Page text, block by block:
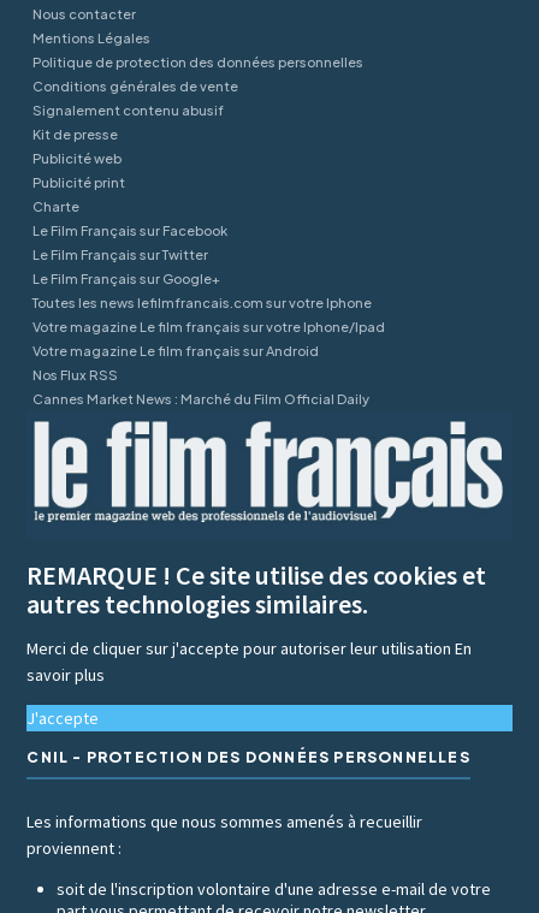
Nous contacter
Mentions Légales
Politique de protection des données personnelles
Conditions générales de vente
Signalement contenu abusif
Kit de presse
Publicité web
Publicité print
Charte
Le Film Français sur Facebook
Le Film Français sur Twitter
Le Film Français sur Google+
Toutes les news lefilmfrancais.com sur votre Iphone
Votre magazine Le film français sur votre Iphone/Ipad
Votre magazine Le film français sur Android
Nos Flux RSS
Cannes Market News : Marché du Film Official Daily
REMARQUE ! Ce site utilise des cookies et
autres technologies similaires.
Merci de cliquer sur j'accepte pour autoriser leur utilisationEn
savoir plus
J'accepte
CNIL - PROTECTION DES DONNÉES PERSONNELLES
Les informations que nous sommes amenés à recueillir
proviennent :
soit de l'inscription volontaire d'une adresse e-mail de votre